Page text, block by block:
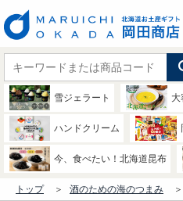
雪ジェラート 大
ハンドクリーム
今、食べたい！北海道昆布
トップ 酒のための海のつまみ